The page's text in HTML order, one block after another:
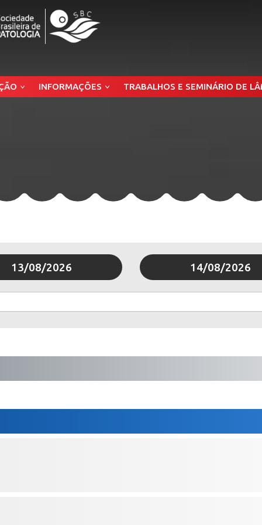
INFORMAÇÕES TRABALHOS E SEMINÁRIO DE
13/08/2026 14/08/2026